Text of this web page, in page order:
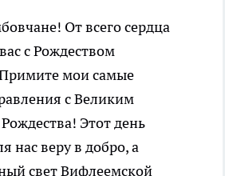
От всего сердца
с Рождеством
мои самые
с Великим
Этот день
нас веру в добро, а
свет Вифлеемской